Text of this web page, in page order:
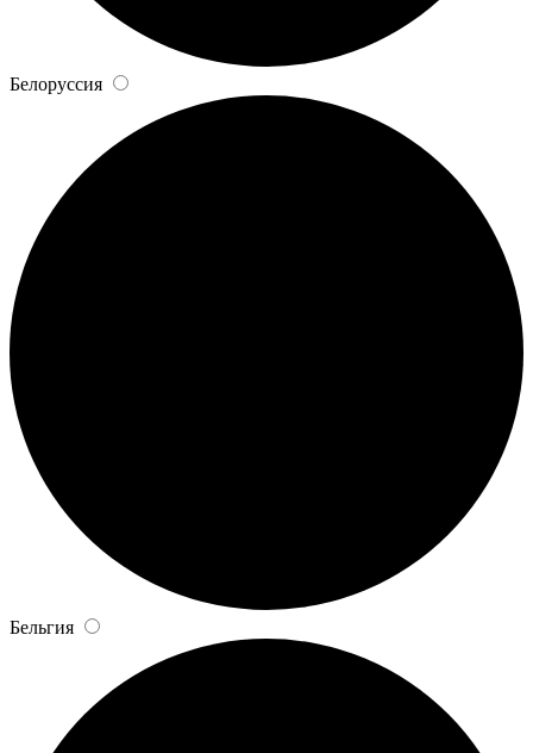
Белоруссия
Бельгия